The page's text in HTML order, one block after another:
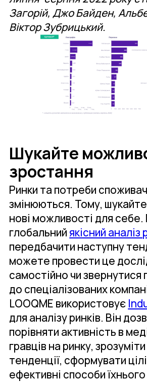
Загорій, Джо Байден,
Віктор Зубрицький.
Шукайте
зростання
Ринки та потреби
змінюються. Тому, шукайте
нові можливості для себе.
глобальнийякісний аналіз
передбачити наступну
можете провести це
самостійно чи звернутися
до спеціалізованих
LOOQME використовує
для аналізу ринків. Він
порівняти активність в
гравців на ринку,
тенденції, сформувати
ефективні способи